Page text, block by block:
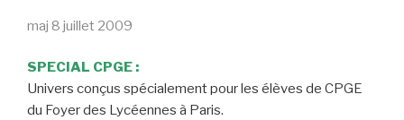
maj 8 juillet 2009
SPECIAL CPGE :
Univers conçus spécialement pour les élèves de CPGE
du Foyer des Lycéennes à Paris.